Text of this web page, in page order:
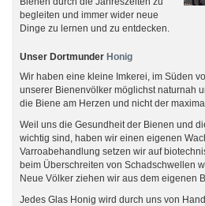
begleiten und immer wider neue
Dinge zu lernen und zu entdecken.
Unser Dortmunder Honig
Wir haben eine kleine Imkerei, im Süden
unserer Bienenvölker möglichst naturnah
die Biene am Herzen und nicht der
Weil uns die Gesundheit der Bienen und
wichtig sind, haben wir einen eigenen
Varroabehandlung setzen wir auf
beim Überschreiten von Schadschwellen
Neue Völker ziehen wir aus dem eigenen
Jedes Glas Honig wird durch uns von